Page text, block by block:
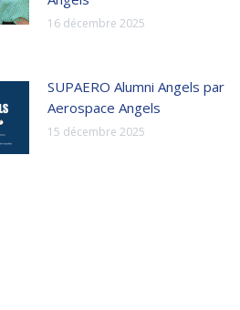
16 décembre 2025
SUPAERO Alumni Angels par
Aerospace Angels
15 décembre 2025